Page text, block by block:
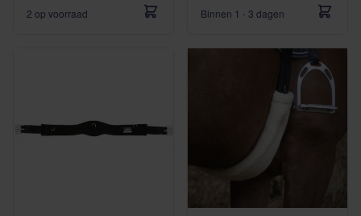
2 op voorraad
Binnen 1 - 3 dagen